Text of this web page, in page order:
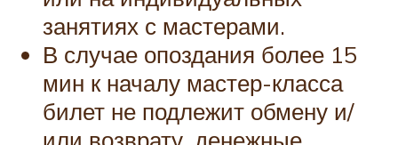
занятиях с мастерами.
В случае опоздания более 15
мин к началу мастер-класса
билет не подлежит обмену и/